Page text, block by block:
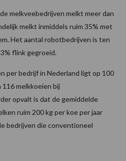
melkveebedrijven melkt meer dan
melkt inmiddels ruim 35% met
Het aantal robotbedrijven is ten
flink gegroeid.
per bedrijf in Nederland ligt op 100
melkkoeien bij
opvalt is dat de gemiddelde
ruim 200 kg per koe per jaar
bedrijven die conventioneel